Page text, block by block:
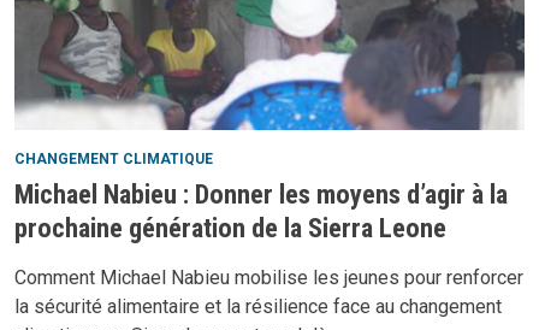
CHANGEMENT CLIMATIQUE
Michael Nabieu : Donner les moyens d’agir à la
prochaine génération de la Sierra Leone
Comment Michael Nabieu mobilise les jeunes pour renforcer
la sécurité alimentaire et la résilience face au changement